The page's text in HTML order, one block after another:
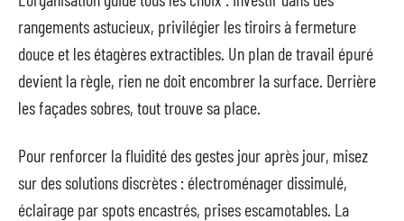
rangements astucieux, privilégier les tiroirs à fermeture
douce et les étagères extractibles. Un plan de travail épuré
devient la règle, rien ne doit encombrer la surface. Derrière
les façades sobres, tout trouve sa place.
Pour renforcer la fluidité des gestes jour après jour, misez
sur des solutions discrètes : électroménager dissimulé,
éclairage par spots encastrés, prises escamotables. La